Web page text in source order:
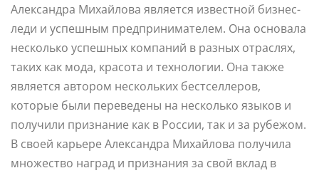
Александра Михайлова является известной бизнес-
леди и успешным предпринимателем. Она основала
несколько успешных компаний в разных отраслях,
таких как мода, красота и технологии. Она также
является автором нескольких бестселлеров,
которые были переведены на несколько языков и
получили признание как в России, так и за рубежом.
В своей карьере Александра Михайлова получила
множество наград и признания за свой вклад в